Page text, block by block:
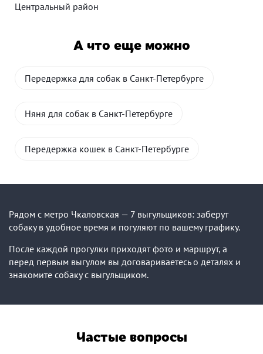
Центральный район
А что еще можно
Передержка для собак в Санкт-Петербурге
Няня для собак в Санкт-Петербурге
Передержка кошек в Санкт-Петербурге
Рядом с метро Чкаловская — 7 выгульщиков: заберут
собаку в удобное время и погуляют по вашему графику.
После каждой прогулки приходят фото и маршрут, а
перед первым выгулом вы договариваетесь о деталях и
знакомите собаку с выгульщиком.
Частые вопросы